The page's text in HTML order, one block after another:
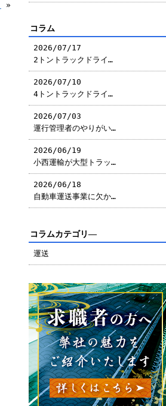
»
コラム
2026/07/17
2トントラックドライ…
2026/07/10
4トントラックドライ…
2026/07/03
運行管理者のやりがい…
2026/06/19
小西運輸が大型トラッ…
2026/06/18
自動車運送事業に欠か…
コラムカテゴリ―
運送